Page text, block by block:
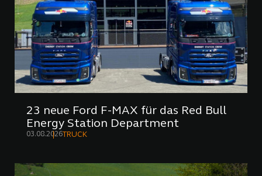
23 neue Ford F-MAX für das Red Bull
Energy Station Department
03.08.2026TRUCK